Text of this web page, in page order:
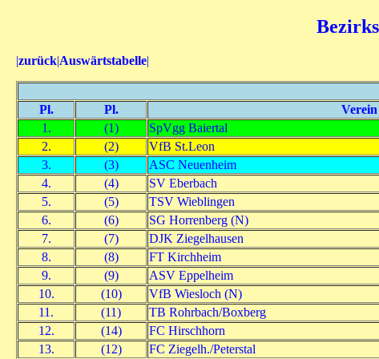
|zurück|Auswärtstabelle|
Pl.
Pl. Verein
1.
(1) SpVgg Baiertal
2.
(2) VfB St.Leon
3.
(3) ASC Neuenheim
4.
(4) SV Eberbach
5.
(5) TSV Wieblingen
6.
(6) SG Horrenberg (N)
7.
(7) DJK Ziegelhausen
8.
(8) FT Kirchheim
9.
(9) ASV Eppelheim
10.
(10) VfB Wiesloch (N)
11.
(11) TB Rohrbach/Boxberg
12.
(14) FC Hirschhorn
13.
(12) FC Ziegelh./Peterstal